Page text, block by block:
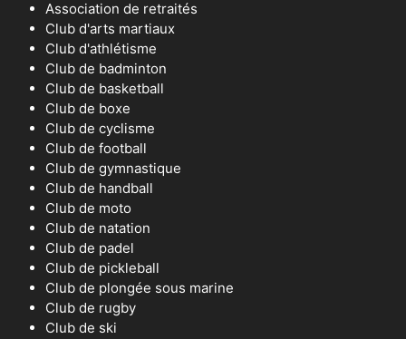
Association de retraités
Club d'arts martiaux
Club d'athlétisme
Club de badminton
Club de basketball
Club de boxe
Club de cyclisme
Club de football
Club de gymnastique
Club de handball
Club de moto
Club de natation
Club de padel
Club de pickleball
Club de plongée sous marine
Club de rugby
Club de ski